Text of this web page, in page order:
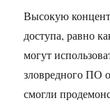
Высокую
доступа, равно
могут
зловредного ПО
смогли